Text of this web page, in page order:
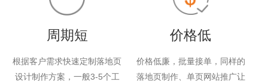
周期短
根据客户需求快速定制落地页
设计制作方案，一般3-5个工
价格低
价格低廉，批量接单，同样的
落地页制作、单页网站推广让